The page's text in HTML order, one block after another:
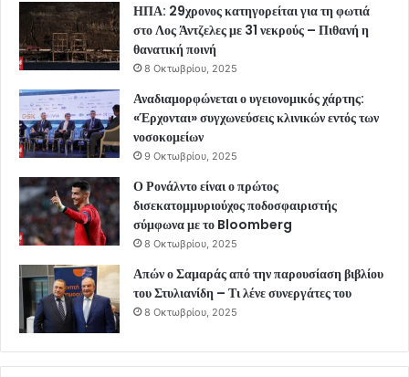
ΗΠΑ: 29χρονος κατηγορείται για τη φωτιά
στο Λος Άντζελες με 31 νεκρούς – Πιθανή η
θανατική ποινή
8 Οκτωβρίου, 2025
Αναδιαμορφώνεται ο υγειονομικός χάρτης:
«Έρχονται» συγχωνεύσεις κλινικών εντός των
νοσοκομείων
9 Οκτωβρίου, 2025
Ο Ρονάλντο είναι ο πρώτος
δισεκατομμυριούχος ποδοσφαιριστής
σύμφωνα με το Bloomberg
8 Οκτωβρίου, 2025
Απών ο Σαμαράς από την παρουσίαση βιβλίου
του Στυλιανίδη – Τι λένε συνεργάτες του
8 Οκτωβρίου, 2025